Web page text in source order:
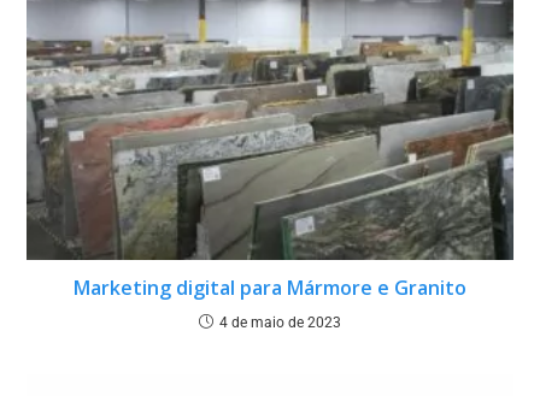
Marketing digital para Mármore e Granito
4 de maio de 2023